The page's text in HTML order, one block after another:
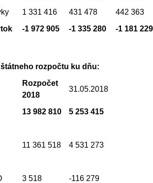
1 331 416 431 478
442 363
-1 972 905 -1 335 280 -1 181 229
rozpočtu ku dňu:
Rozpočet
2018
31.05.2018
13 982 810
5 253 415
11 361 518
4 531 273
3 518
-116 279